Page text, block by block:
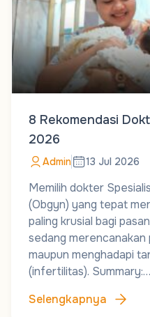
8 Rekomendasi
2026
Admin 13 Jul 2026
Memilih dokter
(Obgyn) yang tepat
paling krusial bagi
sedang merencanakan
maupun menghadapi
(infertilitas). Summary:…
Selengkapnya